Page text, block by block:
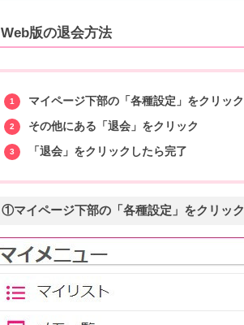
Web版の退会方法
マイページ下部の「各種設定」をクリック
その他にある「退会」をクリック
「退会」をクリックしたら完了
①マイページ下部の「各種設定」をクリック